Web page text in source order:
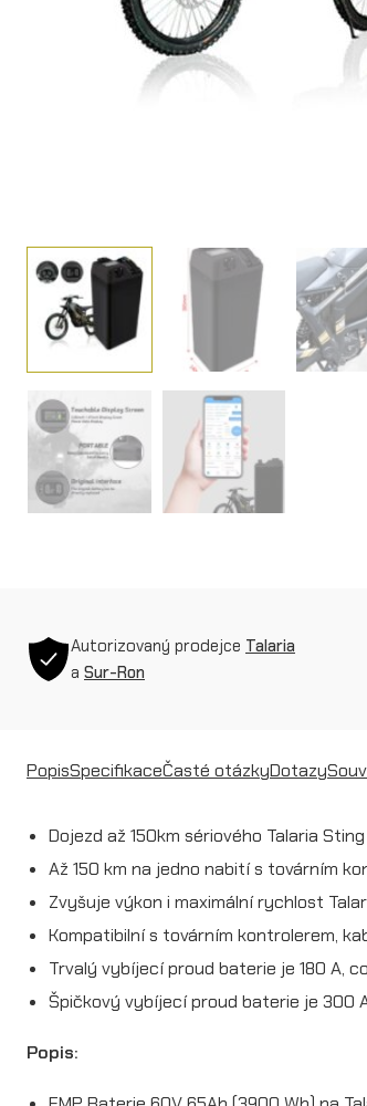
Autorizovaný prodejce Talaria
a Sur-Ron
PopisSpecifikaceČasté otázkyDotazy
Dojezd až 150km sériového Talaria Sting
Až 150 km na jedno nabití s továrním
Zvyšuje výkon i maximální rychlost
Kompatibilní s továrním kontrolerem,
Trvalý vybíjecí proud baterie je 180 A,
Špičkový vybíjecí proud baterie je 300
Popis: